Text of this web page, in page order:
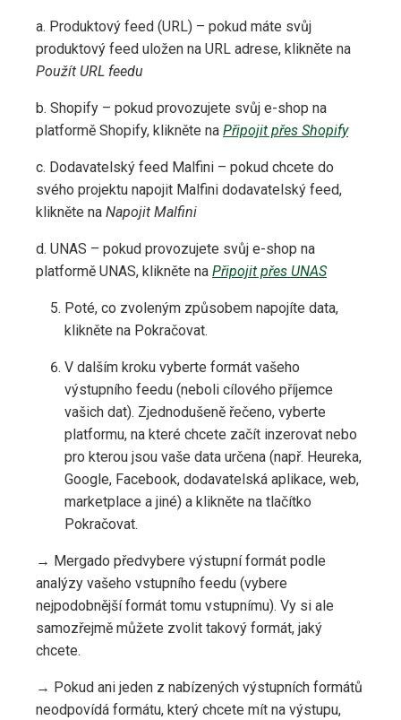
a. Produktový feed (URL) – pokud máte svůj
produktový feed uložen na URL adrese, klikněte na
Použít URL feedu
b. Shopify – pokud provozujete svůj e-shop na
platformě Shopify, klikněte na Připojit přes Shopify
c. Dodavatelský feed Malfini – pokud chcete do
svého projektu napojit Malfini dodavatelský feed,
klikněte na Napojit Malfini
d. UNAS – pokud provozujete svůj e-shop na
platformě UNAS, klikněte na Připojit přes UNAS
Poté, co zvoleným způsobem napojíte data,
klikněte na Pokračovat.
V dalším kroku vyberte formát vašeho
výstupního feedu (neboli cílového příjemce
vašich dat). Zjednodušeně řečeno, vyberte
platformu, na které chcete začít inzerovat nebo
pro kterou jsou vaše data určena (např. Heureka,
Google, Facebook, dodavatelská aplikace, web,
marketplace a jiné) a klikněte na tlačítko
Pokračovat.
→ Mergado předvybere výstupní formát podle
analýzy vašeho vstupního feedu (vybere
nejpodobnější formát tomu vstupnímu). Vy si ale
samozřejmě můžete zvolit takový formát, jaký
chcete.
→ Pokud ani jeden z nabízených výstupních formátů
neodpovídá formátu, který chcete mít na výstupu,